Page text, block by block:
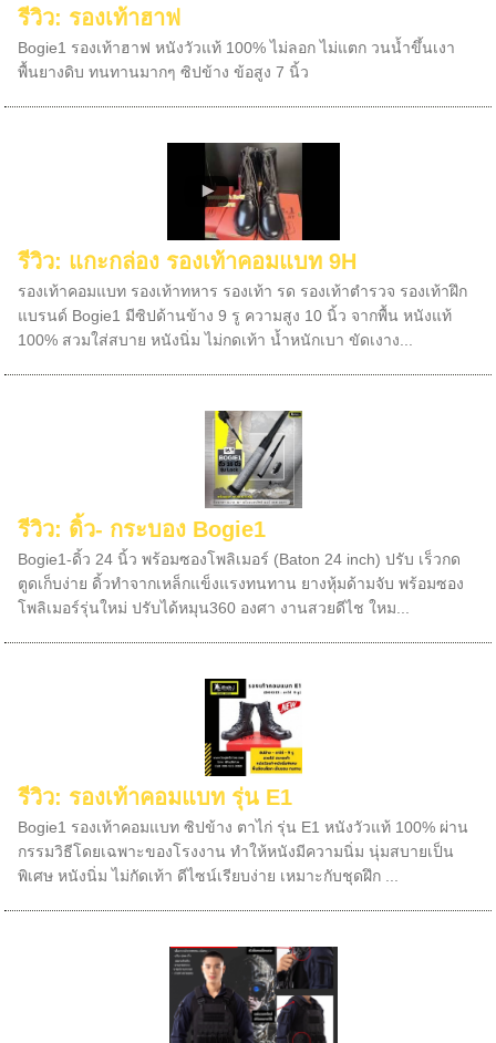
รีวิว: รองเท้าฮาฟ
Bogie1 รองเท้าฮาฟ หนังวัวแท้ 100% ไม่ลอก ไม่แตก วนน้ำขึ้นเงา
พื้นยางดิบ ทนทานมากๆ ซิปข้าง ข้อสูง 7 นิ้ว
รีวิว: แกะกล่อง รองเท้าคอมแบท 9H
รองเท้าคอมแบท รองเท้าทหาร รองเท้า รด รองเท้าตำรวจ รองเท้าฝึก
แบรนด์ Bogie1 มีซิปด้านข้าง 9 รู ความสูง 10 นิ้ว จากพื้น หนังแท้
100% สวมใส่สบาย หนังนิ่ม ไม่กดเท้า น้ำหนักเบา ขัดเงาง...
รีวิว: ดิ้ว- กระบอง Bogie1
Bogie1-ดิ้ว 24 นิ้ว พร้อมซองโพลิเมอร์ (Baton 24 inch) ปรับ เร็วกด
ตูดเก็บง่าย ดิ้วทำจากเหล็กแข็งแรงทนทาน ยางหุ้มด้ามจับ พร้อมซอง
โพลิเมอร์รุ่นใหม่ ปรับได้หมุน360 องศา งานสวยดีไช ใหม...
รีวิว: รองเท้าคอมแบท รุ่น E1
Bogie1 รองเท้าคอมแบท ซิปข้าง ตาไก่ รุ่น E1 หนังวัวแท้ 100% ผ่าน
กรรมวิธีโดยเฉพาะของโรงงาน ทำให้หนังมีความนิ่ม นุ่มสบายเป็น
พิเศษ หนังนิ่ม ไม่กัดเท้า ดีไซน์เรียบง่าย เหมาะกับชุดฝึก ...